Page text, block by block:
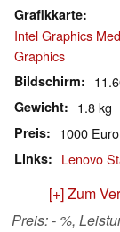
Grafikkarte
Intel Graphics
Graphics
Bildschirm
Gewicht 1.8 kg
Preis 1000 Euro
Links Lenovo
[+] Zum
Preis: - %,